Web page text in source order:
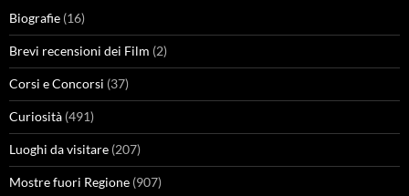
Biografie (16)
Brevi recensioni dei Film (2)
Corsi e Concorsi (37)
Curiosità (491)
Luoghi da visitare (207)
Mostre fuori Regione (907)